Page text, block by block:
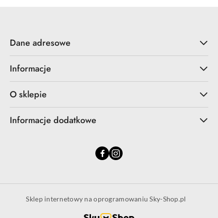
Dane adresowe
Informacje
O sklepie
Informacje dodatkowe
Sklep internetowy na oprogramowaniu Sky-Shop.pl